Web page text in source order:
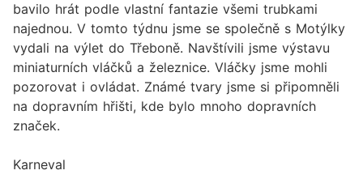
bavilo hrát podle vlastní fantazie všemi trubkami
najednou. V tomto týdnu jsme se společně s Motýlky
vydali na výlet do Třeboně. Navštívili jsme výstavu
miniaturních vláčků a železnice. Vláčky jsme mohli
pozorovat i ovládat. Známé tvary jsme si připomněli
na dopravním hřišti, kde bylo mnoho dopravních
značek.
Karneval